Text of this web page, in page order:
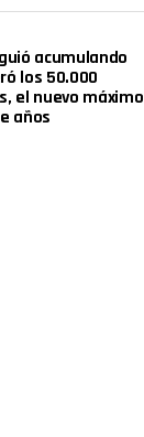
acumulando
los 50.000
el nuevo máximo
años